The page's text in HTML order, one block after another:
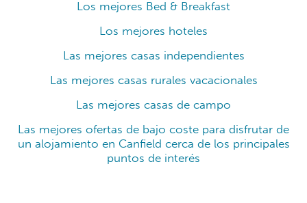
Los mejores Bed & Breakfast
Los mejores hoteles
Las mejores casas independientes
Las mejores casas rurales vacacionales
Las mejores casas de campo
Las mejores ofertas de bajo coste para disfrutar de
un alojamiento en Canfield cerca de los principales
puntos de interés